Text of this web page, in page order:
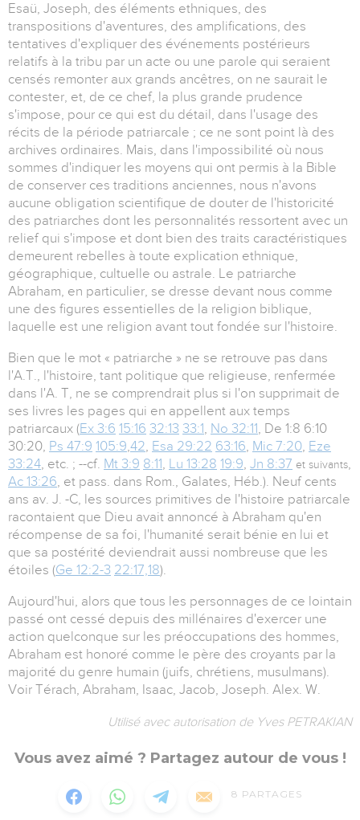
Esaü, Joseph, des éléments ethniques, des
transpositions d'aventures, des amplifications, des
tentatives d'expliquer des événements postérieurs
relatifs à la tribu par un acte ou une parole qui seraient
censés remonter aux grands ancêtres, on ne saurait le
contester, et, de ce chef, la plus grande prudence
s'impose, pour ce qui est du détail, dans l'usage des
récits de la période patriarcale ; ce ne sont point là des
archives ordinaires. Mais, dans l'impossibilité où nous
sommes d'indiquer les moyens qui ont permis à la Bible
de conserver ces traditions anciennes, nous n'avons
aucune obligation scientifique de douter de l'historicité
des patriarches dont les personnalités ressortent avec un
relief qui s'impose et dont bien des traits caractéristiques
demeurent rebelles à toute explication ethnique,
géographique, cultuelle ou astrale. Le patriarche
Abraham, en particulier, se dresse devant nous comme
une des figures essentielles de la religion biblique,
laquelle est une religion avant tout fondée sur l'histoire.
Bien que le mot « patriarche » ne se retrouve pas dans
l'A.T., l'histoire, tant politique que religieuse, renfermée
dans l'A. T, ne se comprendrait plus si l'on supprimait de
ses livres les pages qui en appellent aux temps
patriarcaux (Ex 3:6 15:16 32:13 33:1, No 32:11, De 1:8 6:10
30:20, Ps 47:9 105:9,42, Esa 29:22 63:16, Mic 7:20, Eze
33:24, etc. ; --cf. Mt 3:9 8:11, Lu 13:28 19:9, Jn 8:37 et suivants,
Ac 13:26, et pass. dans Rom., Galates, Héb.). Neuf cents
ans av. J. -C, les sources primitives de l'histoire patriarcale
racontaient que Dieu avait annoncé à Abraham qu'en
récompense de sa foi, l'humanité serait bénie en lui et
que sa postérité deviendrait aussi nombreuse que les
étoiles (Ge 12:2-3 22:17,18).
Aujourd'hui, alors que tous les personnages de ce lointain
passé ont cessé depuis des millénaires d'exercer une
action quelconque sur les préoccupations des hommes,
Abraham est honoré comme le père des croyants par la
majorité du genre humain (juifs, chrétiens, musulmans).
Voir Térach, Abraham, Isaac, Jacob, Joseph. Alex. W.
Utilisé avec autorisation de Yves PETRAKIAN
Vous avez aimé ? Partagez autour de vous !
8 PARTAGES